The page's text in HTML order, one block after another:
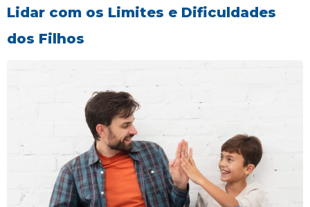
Lidar com os Limites e Dificuldades
dos Filhos